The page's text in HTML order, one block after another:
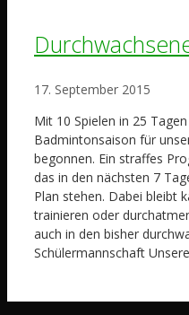
17. September 2015
Mit 10 Spielen in 25
Badmintonsaison für
begonnen. Ein straffes
das in den nächsten 7
Plan stehen. Dabei bleibt
trainieren oder
auch in den bisher
Schülermannschaft